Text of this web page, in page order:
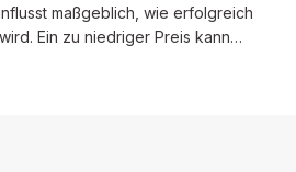
maßgeblich, wie erfolgreich
Ein zu niedriger Preis kann…